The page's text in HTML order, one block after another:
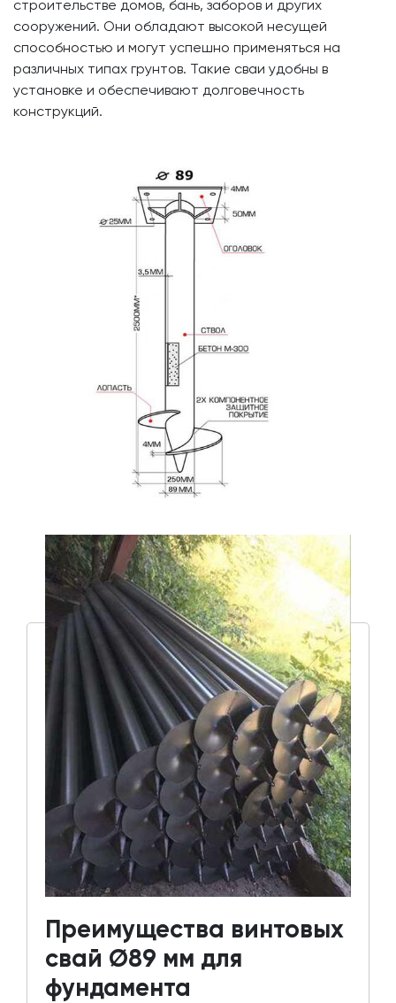
строительстве домов, бань, заборов и других
сооружений. Они обладают высокой несущей
способностью и могут успешно применяться на
различных типах грунтов. Такие сваи удобны в
установке и обеспечивают долговечность
конструкций.
Преимущества винтовых
свай Ø89 мм для
фундамента